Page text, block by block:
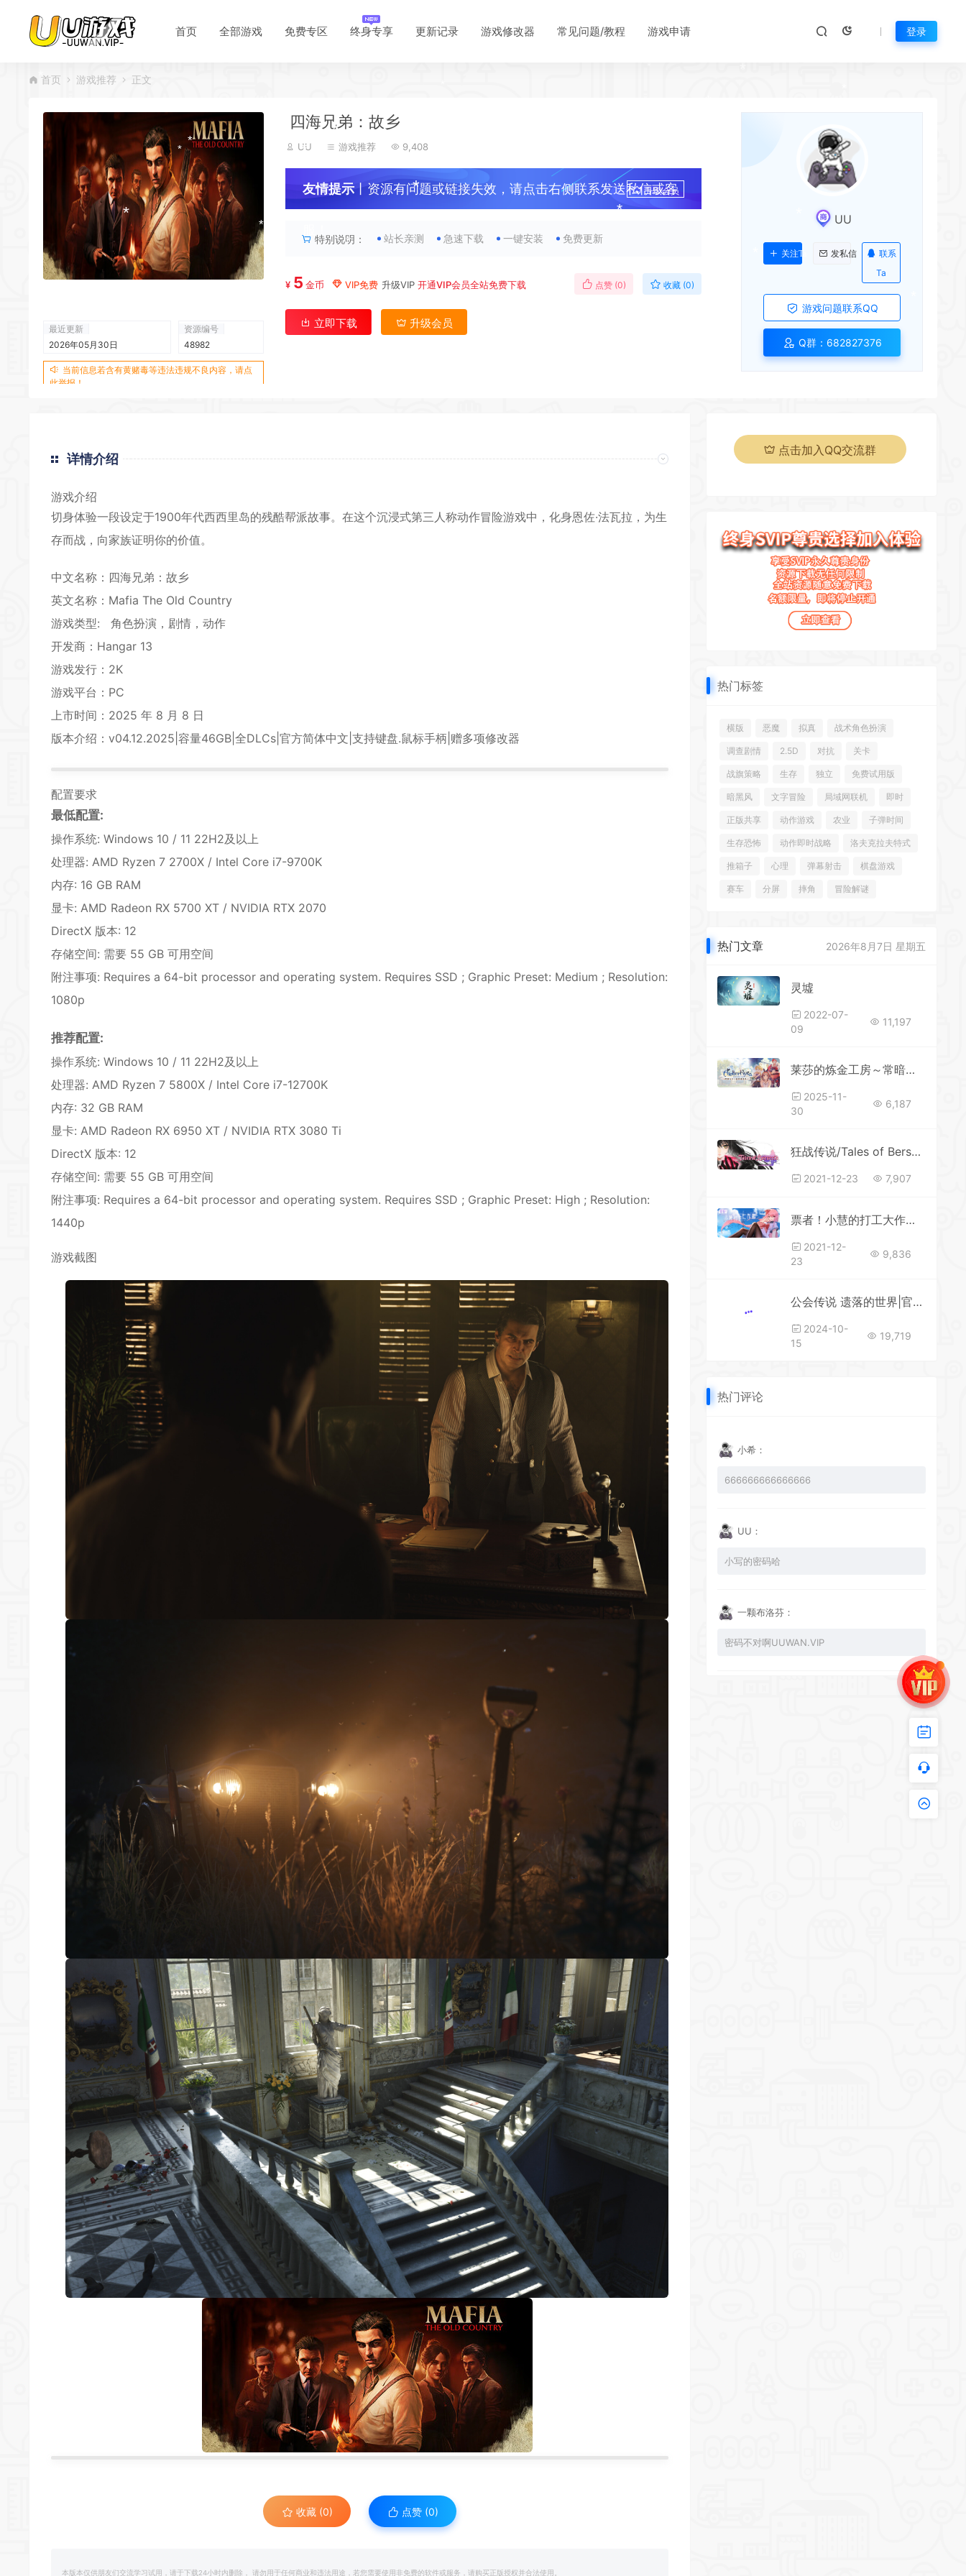
首页 全部游戏 免费专区 终身专享 更新记录 游戏修改器 常见问题/教程 游戏申请 登录
首页 游戏推荐 正文
最近更新
2026年05月30日
资源编号
48982
当前信息若含有黄赌毒等违法违规不良内容，请点
此举报！
四海兄弟：故乡
UU 游戏推荐 9,408
友情提示丨资源有问题或链接失效，请点击右侧联系发送私信或客
升级会员
特别说明： 站长亲测 急速下载 一键安装 免费更新
¥ 5 金币 VIP免费 升级VIP 开通VIP会员全站免费下载 点赞 (0) 收藏 (0)
立即下载 升级会员
UU
关注Ta 发私信
联系
Ta
游戏问题联系QQ
Q群：682827376
详情介绍
游戏介绍
切身体验一段设定于1900年代西西里岛的残酷帮派故事。在这个沉浸式第三人称动作冒险游戏中，化身恩佐·法瓦拉，为生
存而战，向家族证明你的价值。
中文名称：四海兄弟：故乡
英文名称：Mafia The Old Country
游戏类型: 角色扮演， 剧情 ， 动作
开发商：Hangar 13
游戏发行：2K
游戏平台：PC
上市时间：2025 年 8 月 8 日
版本介绍：v04.12.2025|容量46GB|全DLCs|官方简体中文|支持键盘.鼠标手柄|赠多项修改器
配置要求
最低配置:
操作系统: Windows 10 / 11 22H2及以上
处理器: AMD Ryzen 7 2700X / Intel Core i7-9700K
内存: 16 GB RAM
显卡: AMD Radeon RX 5700 XT / NVIDIA RTX 2070
DirectX 版本: 12
存储空间: 需要 55 GB 可用空间
附注事项: Requires a 64-bit processor and operating system. Requires SSD ; Graphic Preset: Medium ; Resolution:
1080p
推荐配置:
操作系统: Windows 10 / 11 22H2及以上
处理器: AMD Ryzen 7 5800X / Intel Core i7-12700K
内存: 32 GB RAM
显卡: AMD Radeon RX 6950 XT / NVIDIA RTX 3080 Ti
DirectX 版本: 12
存储空间: 需要 55 GB 可用空间
附注事项: Requires a 64-bit processor and operating system. Requires SSD ; Graphic Preset: High ; Resolution:
1440p
游戏截图
收藏 (0) 点赞 (0)
本版本仅供朋友们交流学习试用，请于下载24小时内删除， 请勿用于任何商业和违法用途，若您需要使用非免费的软件或服务，请购买正版授权并合法使用。
点击加入QQ交流群
热门标签
横版 恶魔 拟真 战术角色扮演
调查剧情 2.5D 对抗 关卡
战旗策略 生存 独立 免费试用版
暗黑风 文字冒险 局域网联机 即时
正版共享 动作游戏 农业 子弹时间
生存恐怖 动作即时战略 洛夫克拉夫特式
推箱子 心理 弹幕射击 棋盘游戏
赛车 分屏 摔角 冒险解谜
热门文章 2026年8月7日 星期五
灵墟
2022-07-
09
11,197
莱莎的炼金工房～常暗女王与秘密藏身处DX 更新v1.01
2025-11-
30
6,187
狂战传说/Tales of Berseria
2021-12-23 7,907
票者！小慧的打工大作戰（Build.7015121）()
2021-12-
23
9,836
公会传说 遗落的世界|官方中文|Guild Saga: Vanished Worlds
2024-10-
15
19,719
热门评论
小希：
666666666666666
UU：
小写的密码哈
一颗布洛芬：
密码不对啊UUWAN.VIP
*
*
*
*
*
*
*
*
*
*
*
*
*